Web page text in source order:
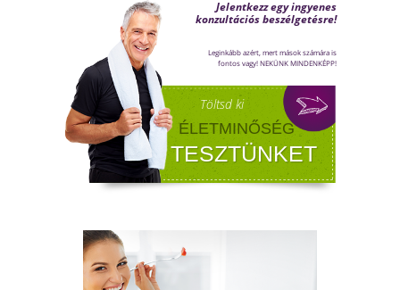
csökkenése, amit andropauzának vagy
férfiklimaxnak nevezünk. Honnan tudod,
elért téged is? Hogyan tudod megállítani?
Milyen lehetőségeket rejt? Olvass tovább!